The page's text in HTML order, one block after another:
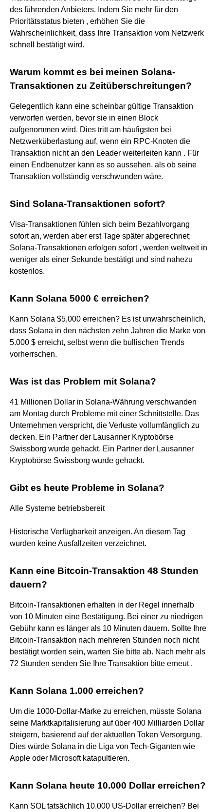
des führenden Anbieters. Indem Sie mehr für den
Prioritätsstatus bieten , erhöhen Sie die
Wahrscheinlichkeit, dass Ihre Transaktion vom Netzwerk
schnell bestätigt wird.
Warum kommt es bei meinen Solana-
Transaktionen zu Zeitüberschreitungen?
Gelegentlich kann eine scheinbar gültige Transaktion
verworfen werden, bevor sie in einen Block
aufgenommen wird. Dies tritt am häufigsten bei
Netzwerküberlastung auf, wenn ein RPC-Knoten die
Transaktion nicht an den Leader weiterleiten kann . Für
einen Endbenutzer kann es so aussehen, als ob seine
Transaktion vollständig verschwunden wäre.
Sind Solana-Transaktionen sofort?
Visa-Transaktionen fühlen sich beim Bezahlvorgang
sofort an, werden aber erst Tage später abgerechnet;
Solana-Transaktionen erfolgen sofort , werden weltweit in
weniger als einer Sekunde bestätigt und sind nahezu
kostenlos.
Kann Solana 5000 € erreichen?
Kann Solana $5,000 erreichen? Es ist unwahrscheinlich,
dass Solana in den nächsten zehn Jahren die Marke von
5.000 $ erreicht, selbst wenn die bullischen Trends
vorherrschen.
Was ist das Problem mit Solana?
41 Millionen Dollar in Solana-Währung verschwanden
am Montag durch Probleme mit einer Schnittstelle. Das
Unternehmen verspricht, die Verluste vollumfänglich zu
decken. Ein Partner der Lausanner Kryptobörse
Swissborg wurde gehackt. Ein Partner der Lausanner
Kryptobörse Swissborg wurde gehackt.
Gibt es heute Probleme in Solana?
Alle Systeme betriebsbereit
Historische Verfügbarkeit anzeigen. An diesem Tag
wurden keine Ausfallzeiten verzeichnet.
Kann eine Bitcoin-Transaktion 48 Stunden
dauern?
Bitcoin-Transaktionen erhalten in der Regel innerhalb
von 10 Minuten eine Bestätigung. Bei einer zu niedrigen
Gebühr kann es länger als 10 Minuten dauern. Sollte Ihre
Bitcoin-Transaktion nach mehreren Stunden noch nicht
bestätigt worden sein, warten Sie bitte ab. Nach mehr als
72 Stunden senden Sie Ihre Transaktion bitte erneut .
Kann Solana 1.000 erreichen?
Um die 1000-Dollar-Marke zu erreichen, müsste Solana
seine Marktkapitalisierung auf über 400 Milliarden Dollar
steigern, basierend auf der aktuellen Token Versorgung.
Dies würde Solana in die Liga von Tech-Giganten wie
Apple oder Microsoft katapultieren.
Kann Solana heute 10.000 Dollar erreichen?
Kann SOL tatsächlich 10.000 US-Dollar erreichen? Bei